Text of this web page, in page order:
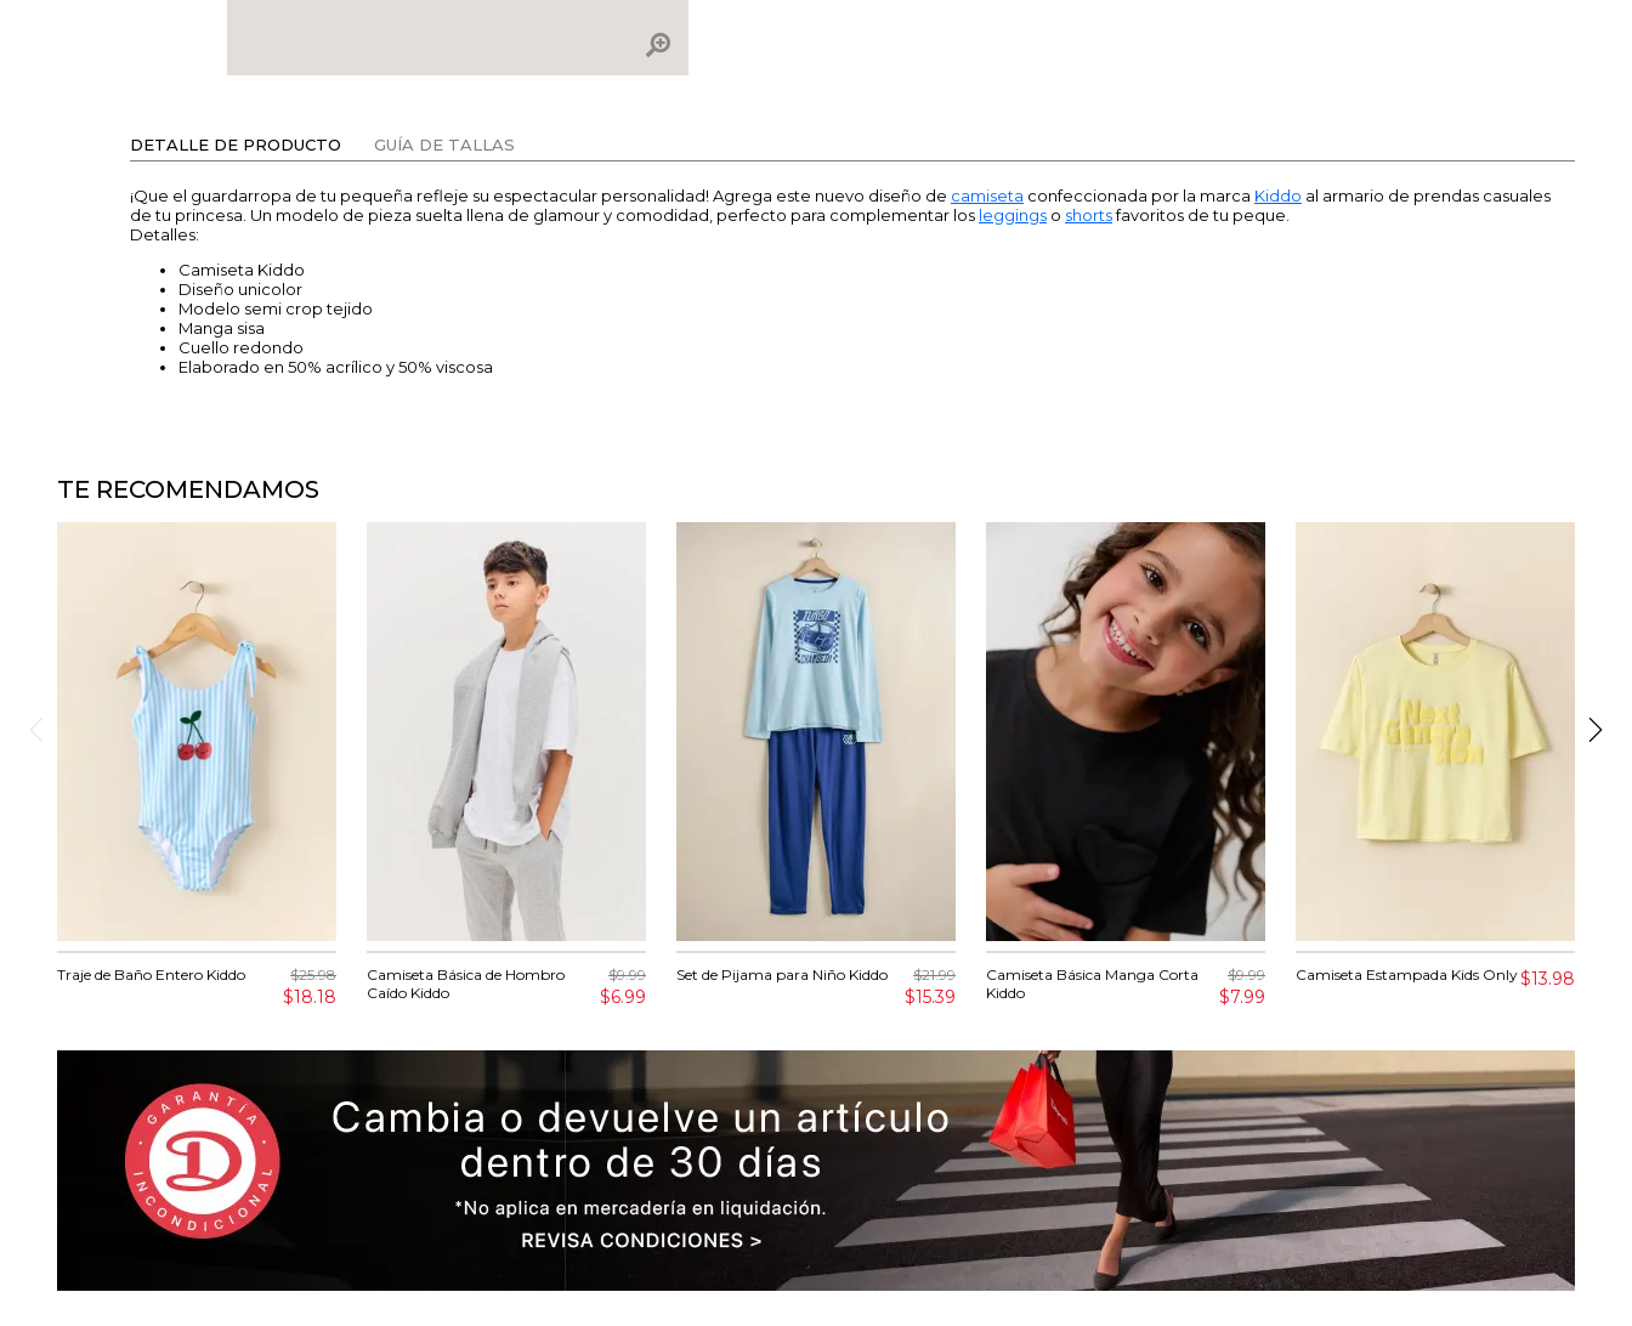
DETALLE DE PRODUCTO GUÍA DE TALLAS
¡Que el guardarropa de tu pequeña refleje su espectacular personalidad! Agrega este nuevo diseño de camiseta confeccionada por la marca Kiddo al armario de prendas casuales
de tu princesa. Un modelo de pieza suelta llena de glamour y comodidad, perfecto para complementar los leggings o shortsfavoritos de tu peque.
Detalles:
Camiseta Kiddo
Diseño unicolor
Modelo semi crop tejido
Manga sisa
Cuello redondo
Elaborado en 50% acrílico y 50% viscosa
TE RECOMENDAMOS
Traje de Baño Entero Kiddo $25.98
$18.18
Camiseta Básica de Hombro
Caído Kiddo
$9.99
$6.99
Set de Pijama para Niño Kiddo $21.99
$15.39
Camiseta Básica Manga Corta
Kiddo
$9.99
$7.99
Camiseta Estampada Kids Only$13.98